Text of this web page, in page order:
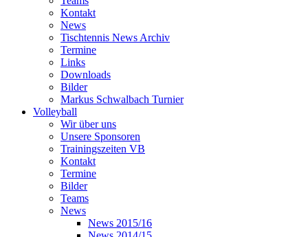
Kontakt
News
Tischtennis News Archiv
Termine
Links
Downloads
Bilder
Markus Schwalbach Turnier
Volleyball
Wir über uns
Unsere Sponsoren
Trainingszeiten VB
Kontakt
Termine
Bilder
Teams
News
News 2015/16